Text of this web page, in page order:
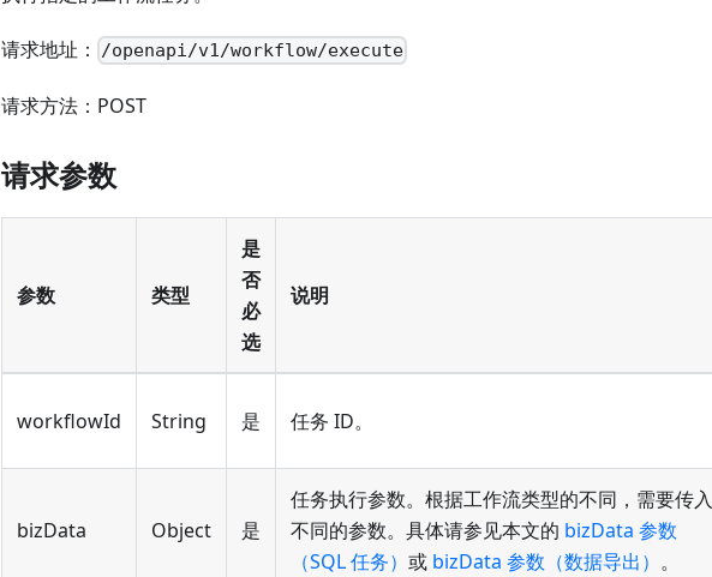
请求地址： /openapi/v1/workflow/execute
请求方法：POST
请求参数
参数 类型
是
否
必
选
说明
workflowId String 是 任务 ID。
bizData Object 是
任务执行参数。根据工作流类型的不同，需要传入
不同的参数。具体请参见本文的 bizData 参数
（SQL 任务） 或 bizData 参数（数据导出） 。